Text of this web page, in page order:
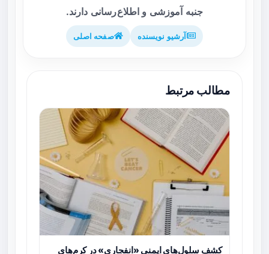
جنبه آموزشی و اطلاع‌رسانی دارند.
آرشیو نویسنده صفحه اصلی
مطالب مرتبط
کشف سلول‌های ایمنی «انفجاری» در کرم‌های